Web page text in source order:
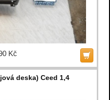
Kč
deska) Ceed 1,4